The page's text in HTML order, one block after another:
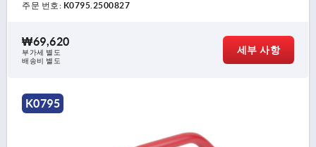
주문 번호: K0795.2500827
₩69,620
부가세 별도
배송비 별도
세부 사항
K0795